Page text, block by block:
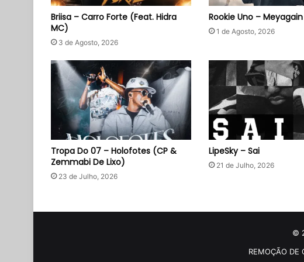
Briisa – Carro Forte (Feat. Hidra
MC)
3 de Agosto, 2026
Rookie Uno – Meyagain
1 de Agosto, 2026
Tropa Do 07 – Holofotes (CP &
Zemmabi De Lixo)
23 de Julho, 2026
LipeSky – Sai
21 de Julho, 2026
©
REMOÇÃO DE